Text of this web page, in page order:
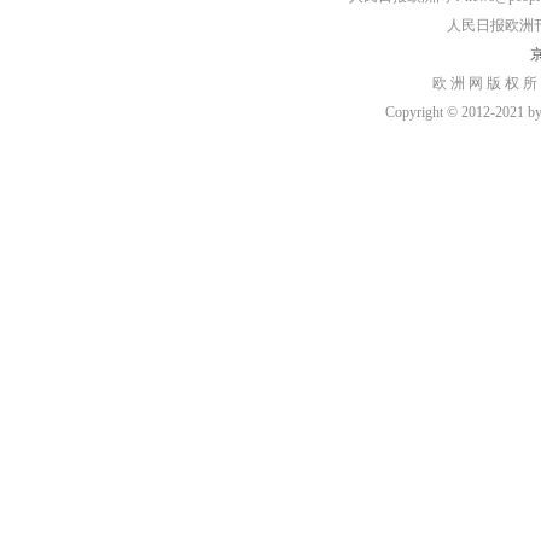
人民日报欧洲
欧 洲 网 版 权
Copyright © 2012-2021